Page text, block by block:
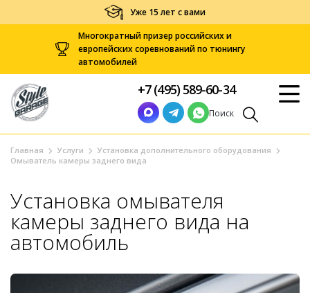
Уже 15 лет с вами
Многократный призер российских и
европейских соревнований по тюнингу
автомобилей
+7 (495) 589-60-34
Поиск
Главная Услуги
Установка дополнительного оборудования
Омыватель камеры заднего вида
Установка омывателя
камеры заднего вида на
автомобиль